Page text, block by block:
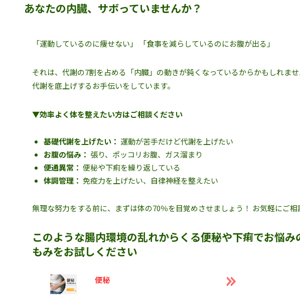
あなたの内臓、サボっていませんか？
「運動しているのに痩せない」 「食事を減らしているのにお腹が出る」
それは、代謝の7割を占める「内臓」の動きが鈍くなっているからかもしれま
代謝を底上げするお手伝いをしています。
▼効率よく体を整えたい方はご相談ください
基礎代謝を上げたい： 運動が苦手だけど代謝を上げたい
お腹の悩み： 張り、ポッコリお腹、ガス溜まり
便通異常： 便秘や下痢を繰り返している
体調管理： 免疫力を上げたい、自律神経を整えたい
無理な努力をする前に、まずは体の70％を目覚めさせましょう！ お気軽にご
このような腸内環境の乱れからくる便秘や下痢でお悩
もみをお試しください
便秘